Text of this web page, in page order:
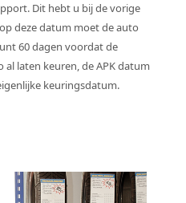
Dit hebt u bij de vorige
deze datum moet de auto
60 dagen voordat de
laten keuren, de APK datum
keuringsdatum.